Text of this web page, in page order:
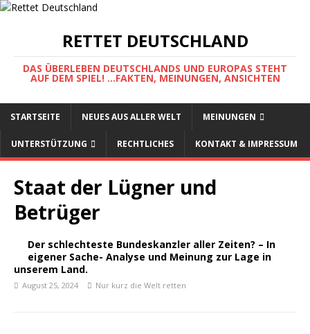
RETTET DEUTSCHLAND
DAS ÜBERLEBEN DEUTSCHLANDS UND EUROPAS STEHT
AUF DEM SPIEL! ...FAKTEN, MEINUNGEN, ANSICHTEN
STARTSEITE NEUES AUS ALLER WELT MEINUNGEN
UNTERSTÜTZUNG RECHTLICHES KONTAKT & IMPRESSUM
Staat der Lügner und
Betrüger
Der schlechteste Bundeskanzler aller Zeiten? – In
eigener Sache- Analyse und Meinung zur Lage in
unserem Land.
August 25, 2024 Nur kurz die Welt retten